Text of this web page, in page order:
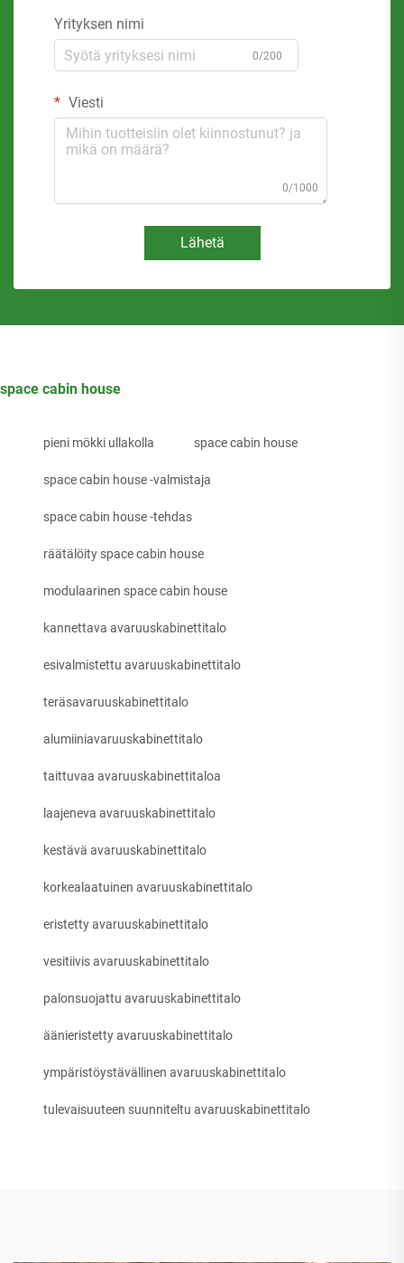
Yrityksen nimi
0/200
Viesti
0/1000
Lähetä
space cabin house
pieni mökki ullakolla space cabin house
space cabin house -valmistaja
space cabin house -tehdas
räätälöity space cabin house
modulaarinen space cabin house
kannettava avaruuskabinettitalo
esivalmistettu avaruuskabinettitalo
teräsavaruuskabinettitalo
alumiiniavaruuskabinettitalo
taittuvaa avaruuskabinettitaloa
laajeneva avaruuskabinettitalo
kestävä avaruuskabinettitalo
korkealaatuinen avaruuskabinettitalo
eristetty avaruuskabinettitalo
vesitiivis avaruuskabinettitalo
palonsuojattu avaruuskabinettitalo
äänieristetty avaruuskabinettitalo
ympäristöystävällinen avaruuskabinettitalo
tulevaisuuteen suunniteltu avaruuskabinettitalo